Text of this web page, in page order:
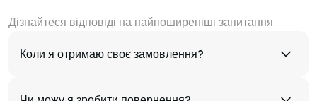
Дізнайтеся відповіді на найпоширеніші запитання
Коли я отримаю своє замовлення?